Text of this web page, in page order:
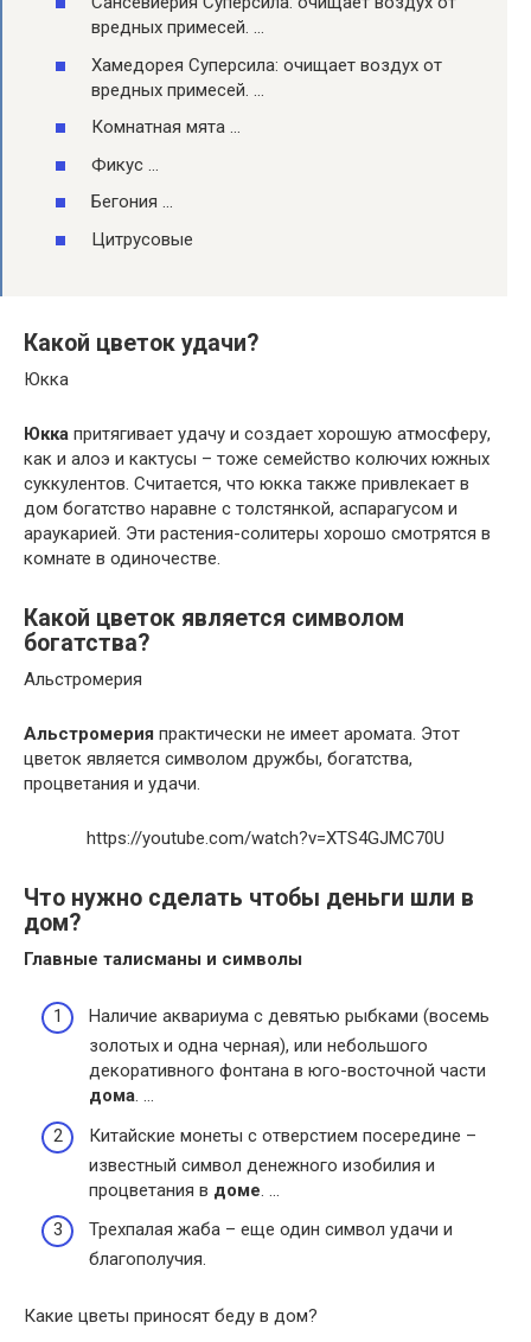
вредных примесей. …
Хамедорея Суперсила: очищает воздух от
вредных примесей. …
Комнатная мята …
Фикус …
Бегония …
Цитрусовые
Какой цветок удачи?
Юкка
Юкка притягивает удачу и создает хорошую атмосферу,
как и алоэ и кактусы – тоже семейство колючих южных
суккулентов. Считается, что юкка также привлекает в
дом богатство наравне с толстянкой, аспарагусом и
араукарией. Эти растения-солитеры хорошо смотрятся в
комнате в одиночестве.
Какой цветок является символом
богатства?
Альстромерия
Альстромерия практически не имеет аромата. Этот
цветок является символом дружбы, богатства,
процветания и удачи.
https://youtube.com/watch?v=XTS4GJMC70U
Что нужно сделать чтобы деньги шли в
дом?
Главные талисманы и символы
Наличие аквариума с девятью рыбками (восемь
золотых и одна черная), или небольшого
декоративного фонтана в юго-восточной части
дома. …
Китайские монеты с отверстием посередине –
известный символ денежного изобилия и
процветания в доме
Трехпалая жаба – еще один символ удачи и
благополучия.
Какие цветы приносят беду в дом?